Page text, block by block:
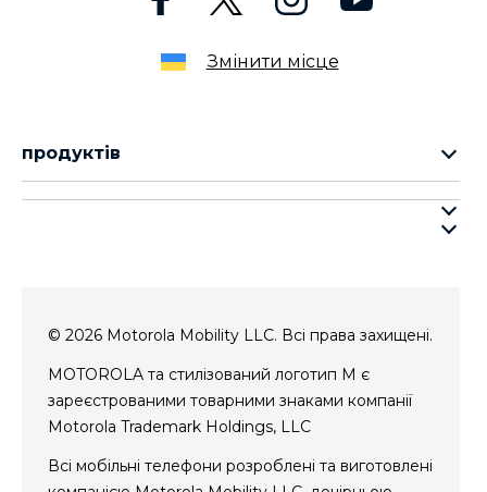
Змінити місце
продуктів
cерія motorola razr
умови використання веб-сайту
© 2026 Motorola Mobility LLC. Всі права захищені.
MOTOROLA та стилізований логотип M є
зареєстрованими товарними знаками компанії
Motorola Trademark Holdings, LLC
Всі мобільні телефони розроблені та виготовлені